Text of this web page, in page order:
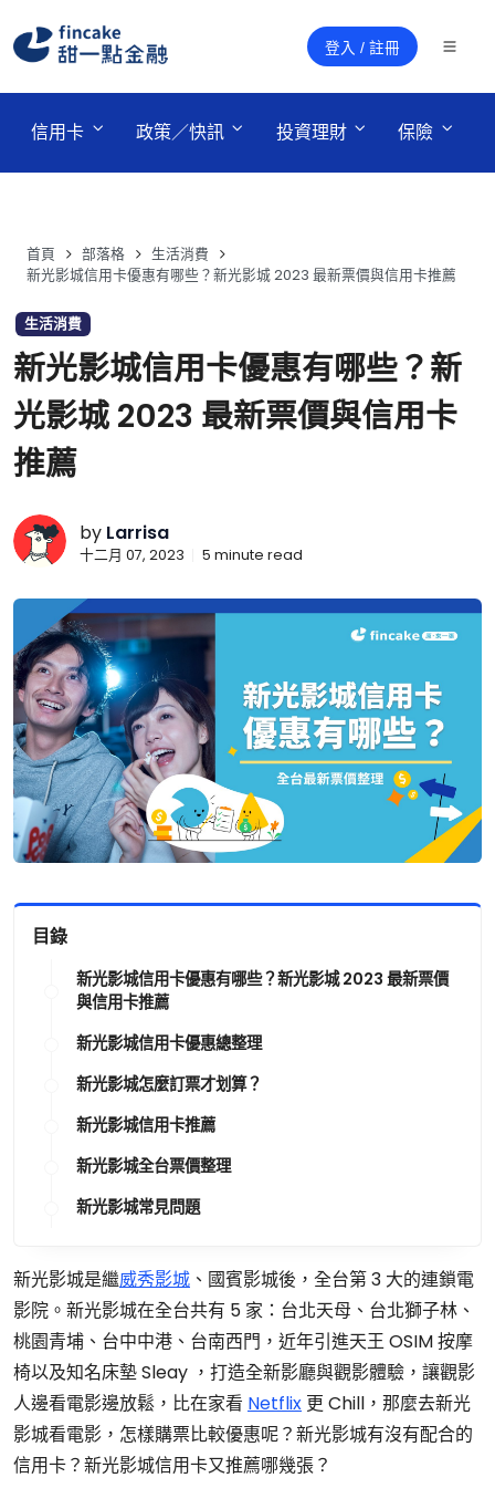
登入 / 註冊
信用卡 政策／快訊 投資理財 保險
首頁 部落格
生活消費
新光影城信用卡優惠有哪些？新光影城 2023 最新票價與信用卡推薦
生活消費
新光影城信用卡優惠有哪些？新
光影城 2023 最新票價與信用卡
推薦
by Larrisa
十二月 07, 2023 5 minute read
目錄
新光影城信用卡優惠有哪些？新光影城 2023 最新票價
與信用卡推薦
新光影城信用卡優惠總整理
新光影城怎麼訂票才划算？
新光影城信用卡推薦
新光影城全台票價整理
新光影城常見問題
新光影城是繼威秀影城 、國賓影城後，全台第 3 大的連鎖電
影院。新光影城在全台共有 5 家：台北天母、台北獅子林、
桃園青埔、台中中港、台南西門，近年引進天王 OSIM 按摩
椅以及知名床墊 Sleay ，打造全新影廳與觀影體驗，讓觀影
人邊看電影邊放鬆，比在家看 Netflix 更 Chill，那麼去新光
影城看電影，怎樣購票比較優惠呢？新光影城有沒有配合的
信用卡？新光影城信用卡又推薦哪幾張？